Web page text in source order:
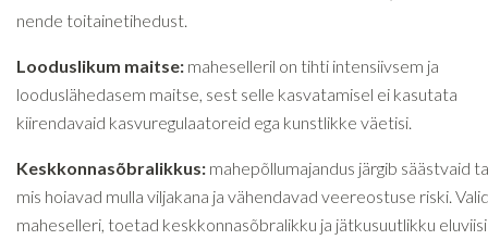
nende toitainetihedust.
Looduslikum maitse: maheselleril on tihti intensiivsem ja
looduslähedasem maitse, sest selle kasvatamisel ei kasutata
kiirendavaid kasvuregulaatoreid ega kunstlikke väetisi.
Keskkonnasõbralikkus: mahepõllumajandus järgib säästvaid
mis hoiavad mulla viljakana ja vähendavad veereostuse riski.
maheselleri, toetad keskkonnasõbralikku ja jätkusuutlikku eluviisi